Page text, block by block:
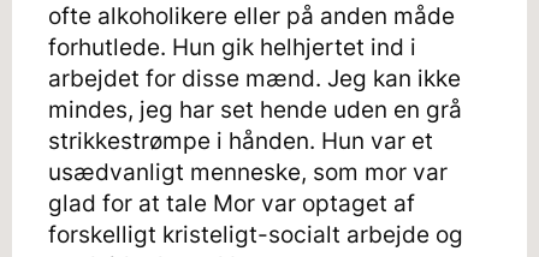
ofte alkoholikere eller på anden måde
forhutlede. Hun gik helhjertet ind i
arbejdet for disse mænd. Jeg kan ikke
mindes, jeg har set hende uden en grå
strikkestrømpe i hånden. Hun var et
usædvanligt menneske, som mor var
glad for at tale Mor var optaget af
forskelligt kristeligt-socialt arbejde og